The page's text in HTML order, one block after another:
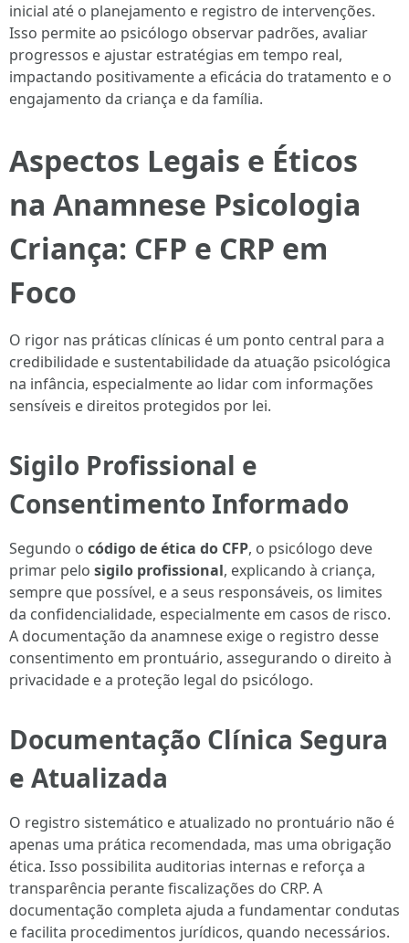
inicial até o planejamento e registro de intervenções.
Isso permite ao psicólogo observar padrões, avaliar
progressos e ajustar estratégias em tempo real,
impactando positivamente a eficácia do tratamento e o
engajamento da criança e da família.
Aspectos Legais e Éticos
na Anamnese Psicologia
Criança: CFP e CRP em
Foco
O rigor nas práticas clínicas é um ponto central para a
credibilidade e sustentabilidade da atuação psicológica
na infância, especialmente ao lidar com informações
sensíveis e direitos protegidos por lei.
Sigilo Profissional e
Consentimento Informado
Segundo o código de ética do CFP, o psicólogo deve
primar pelo sigilo profissional, explicando à criança,
sempre que possível, e a seus responsáveis, os limites
da confidencialidade, especialmente em casos de risco.
A documentação da anamnese exige o registro desse
consentimento em prontuário, assegurando o direito à
privacidade e a proteção legal do psicólogo.
Documentação Clínica Segura
e Atualizada
O registro sistemático e atualizado no prontuário não é
apenas uma prática recomendada, mas uma obrigação
ética. Isso possibilita auditorias internas e reforça a
transparência perante fiscalizações do CRP. A
documentação completa ajuda a fundamentar condutas
e facilita procedimentos jurídicos, quando necessários.